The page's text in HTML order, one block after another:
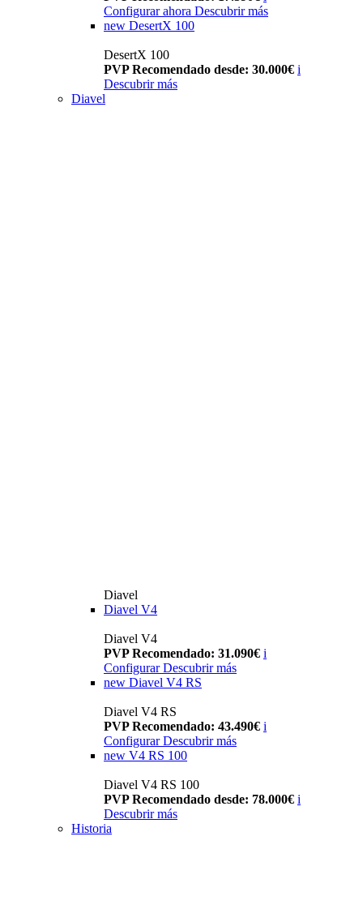
Configurar ahora Descubrir más
new DesertX 100
DesertX 100
PVP Recomendado desde: 30.000€ i
Descubrir más
Diavel
Diavel
Diavel V4
Diavel V4
PVP Recomendado: 31.090€ i
Configurar Descubrir más
new Diavel V4 RS
Diavel V4 RS
PVP Recomendado: 43.490€ i
Configurar Descubrir más
new V4 RS 100
Diavel V4 RS 100
PVP Recomendado desde: 78.000€ i
Descubrir más
Historia